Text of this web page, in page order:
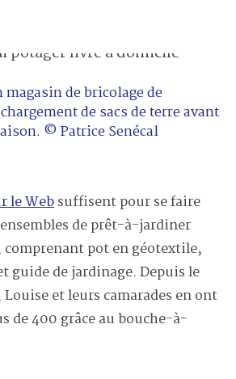
de bricolage de
de sacs de terre avant
© Patrice Senécal
le Websuffisent pour se faire
de prêt-à-jardiner
comprenant pot en géotextile,
guide de jardinage. Depuis le
et leurs camarades en ont
de400 grâce au bouche-à-